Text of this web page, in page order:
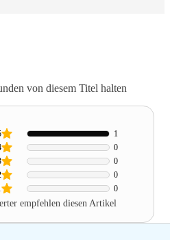
von diesem Titel halten
0
0
0
0
1
empfehlen diesen Artikel